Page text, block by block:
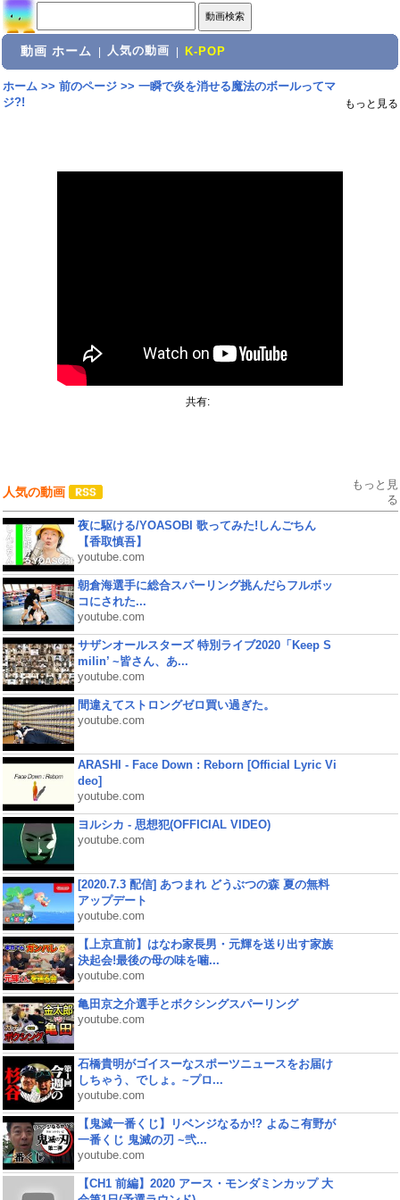
動画 ホーム 人気の動画 K-POP
ホーム>> 前のページ>> 一瞬で炎を消せる魔法のボールってマ
ジ?!
もっと見る
共有:
人気の動画
もっと見
る
夜に駆ける/YOASOBI 歌ってみた!しんごちん
【香取慎吾】
youtube.com
朝倉海選手に総合スパーリング挑んだらフルボッ
コにされた...
youtube.com
サザンオールスターズ 特別ライブ2020「Keep S
milin’ ~皆さん、あ...
youtube.com
間違えてストロングゼロ買い過ぎた。
youtube.com
ARASHI - Face Down : Reborn [Official Lyric Vi
deo]
youtube.com
ヨルシカ - 思想犯(OFFICIAL VIDEO)
youtube.com
[2020.7.3 配信] あつまれ どうぶつの森 夏の無料
アップデート
youtube.com
【上京直前】はなわ家長男・元輝を送り出す家族
決起会!最後の母の味を噛...
youtube.com
亀田京之介選手とボクシングスパーリング
youtube.com
石橋貴明がゴイスーなスポーツニュースをお届け
しちゃう、でしょ。~プロ...
youtube.com
【鬼滅一番くじ】リベンジなるか!? よゐこ有野が
一番くじ 鬼滅の刃 ~弐...
youtube.com
【CH1 前編】2020 アース・モンダミンカップ 大